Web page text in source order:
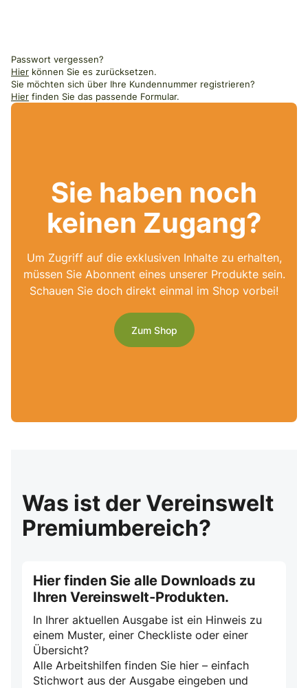
Passwort vergessen?
Hier können Sie es zurücksetzen.
Sie möchten sich über Ihre Kundennummer registrieren?
Hier finden Sie das passende Formular.
Sie haben noch
keinen Zugang?
Um Zugriff auf die exklusiven Inhalte zu erhalten,
müssen Sie Abonnent eines unserer Produkte sein.
Schauen Sie doch direkt einmal im Shop vorbei!
Zum Shop
Was ist der Vereinswelt
Premiumbereich?
Hier finden Sie alle Downloads zu
Ihren Vereinswelt-Produkten.
In Ihrer aktuellen Ausgabe ist ein Hinweis zu
einem Muster, einer Checkliste oder einer
Übersicht?
Alle Arbeitshilfen finden Sie hier – einfach
Stichwort aus der Ausgabe eingeben und